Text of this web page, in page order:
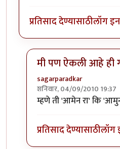
प्रतिसाद देण्यासाठीलॉग
मी पण ऐकली आहे ही
sagarparadkar
शनिवार, 04/09/2010 19:37
In reply toअवांतरby
म्हणे ती 'आमेन रा' कि 'आमुन
प्रतिसाद देण्यासाठीलॉग